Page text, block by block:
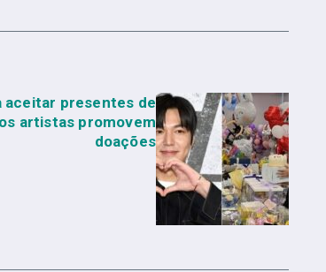
aceitar presentes de
artistas promovem
doações